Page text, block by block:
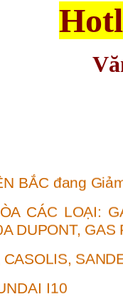
CÁC LOẠI:
,
CASOLIS,
I10
4 2010